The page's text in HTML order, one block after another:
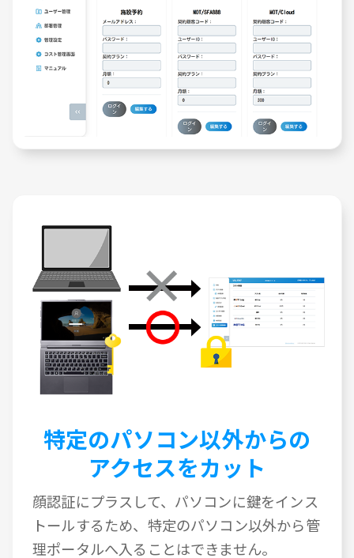
特定のパソコン以外からの
アクセスをカット
顔認証にプラスして、パソコンに鍵をインス
トールするため、特定のパソコン以外から管
理ポータルへ入ることはできません。